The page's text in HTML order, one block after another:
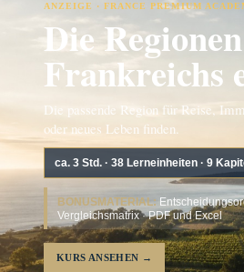
ANZEIGE · FRANCE PREMIUM
Die Regionen
Frankreichs
Die passende Region für Reise,
oder neues Leben finden.
ca. 3 Std. · 38 Lerneinheiten · 9
BONUSMATERIAL:
Vergleichsmatrix · PDF und Excel
KURS ANSEHEN →